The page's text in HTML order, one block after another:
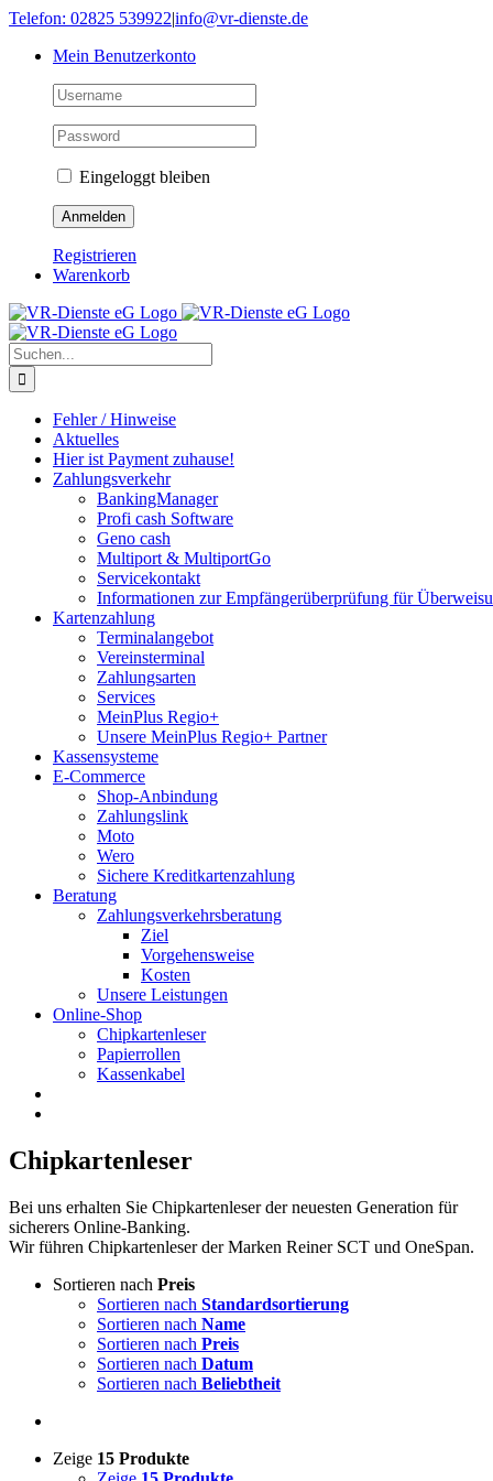
Skip
content
Telefon: 02825 539922|info@vr-dienste.de
Mein Benutzerkonto
Eingeloggt bleiben
Registrieren
Warenkorb
Suche
nach:
Fehler / Hinweise
Aktuelles
Hier ist Payment zuhause!
Zahlungsverkehr
BankingManager
Profi cash Software
Geno cash
Multiport & MultiportGo
Servicekontakt
Informationen zur Empfängerüberprüfung für
Kartenzahlung
Terminalangebot
Vereinsterminal
Zahlungsarten
Services
MeinPlus Regio+
Unsere MeinPlus Regio+ Partner
Kassensysteme
E-Commerce
Shop-Anbindung
Zahlungslink
Moto
Wero
Sichere Kreditkartenzahlung
Beratung
Zahlungsverkehrsberatung
Ziel
Vorgehensweise
Kosten
Unsere Leistungen
Online-Shop
Chipkartenleser
Papierrollen
Kassenkabel
Chipkartenleser
Bei uns erhalten Sie Chipkartenleser der neuesten Generation für
sicherers Online-Banking.
Wir führen Chipkartenleser der Marken Reiner SCT und OneSpan.
Sortieren nach Preis
Sortieren nach Standardsortierung
Sortieren nach Name
Sortieren nach Preis
Sortieren nach Datum
Sortieren nach Beliebtheit
Zeige 15 Produkte